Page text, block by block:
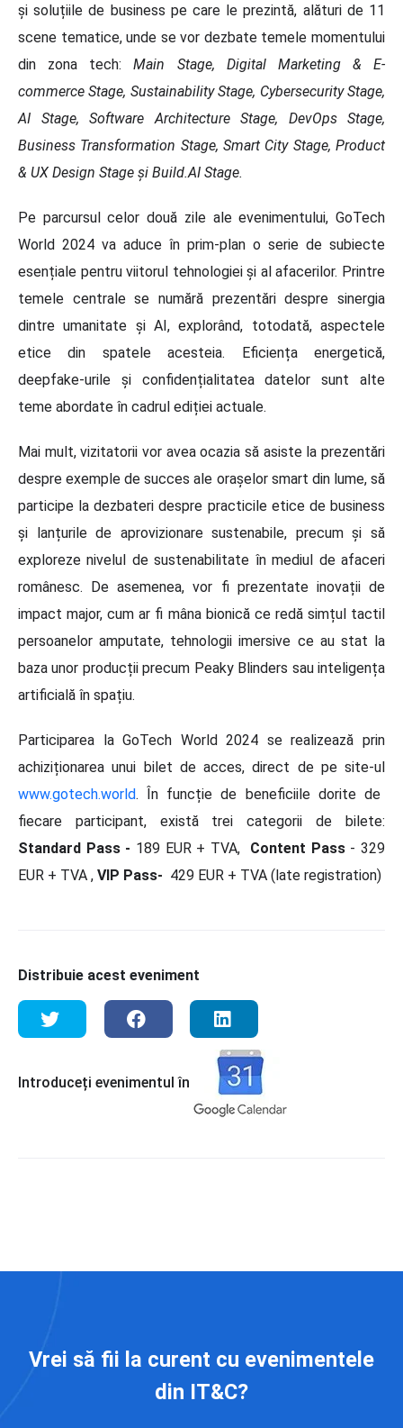
și soluțiile de business pe care le prezintă, alături de 11
scene tematice, unde se vor dezbate temele momentului
din zona tech:Main Stage, Digital Marketing & E-
commerce Stage, Sustainability Stage, Cybersecurity Stage,
AI Stage, Software Architecture Stage, DevOps Stage,
Business Transformation Stage, Smart City Stage, Product
& UX Design Stage și Build.AI Stage.
Pe parcursul celor două zile ale evenimentului, GoTech
World 2024 va aduce în prim-plan o serie de subiecte
esențiale pentru viitorul tehnologiei și al afacerilor. Printre
temele centrale se numără prezentări despre sinergia
dintre umanitate și AI, explorând, totodată, aspectele
etice din spatele acesteia. Eficiența energetică,
deepfake-urile și confidențialitatea datelor sunt alte
teme abordate în cadrul ediției actuale.
Mai mult, vizitatorii vor avea ocazia să asiste la prezentări
despre exemple de succes ale orașelor smart din lume, să
participe la dezbateri despre practicile etice de business
și lanțurile de aprovizionare sustenabile, precum și să
exploreze nivelul de sustenabilitate în mediul de afaceri
românesc. De asemenea, vor fi prezentate inovații de
impact major, cum ar fi mâna bionică ce redă simțul tactil
persoanelor amputate, tehnologii imersive ce au stat la
baza unor producții precum Peaky Blinders sau inteligența
artificială în spațiu.
Participarea la GoTech World 2024 se realizează prin
achiziționarea unui bilet de acces, direct de pe site-ul
www.gotech.world. În funcție de beneficiile dorite de
fiecare participant, există trei categorii de bilete:
Standard Pass - 189 EUR + TVA, Content Pass- 329
EUR + TVA , VIP Pass- 429 EUR + TVA (late registration)
Distribuie acest eveniment
Introduceți evenimentul în
Vrei să fii la curent cu evenimentele
din IT&C?